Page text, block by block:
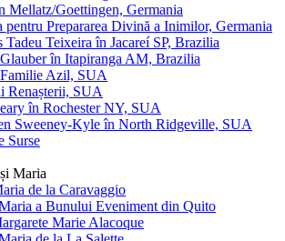
Mellatz/Goettingen, Germania
pentru Prepararea Divină a Inimilor, Germania
Tadeu Teixeira în Jacareí SP, Brazilia
în Itapiranga AM, Brazilia
Azil, SUA
Renașterii, SUA
în Rochester NY, SUA
Sweeney-Kyle în North Ridgeville, SUA
Surse
Maria
de la Caravaggio
a Bunului Eveniment din Quito
Marie Alacoque